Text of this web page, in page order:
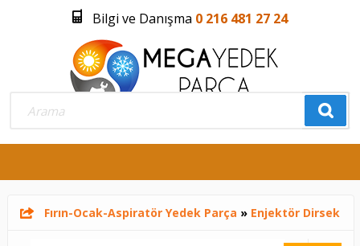
Bilgi ve Danışma 0 216 481 27 24
Üye Girişi Üye Olmak İstiyorum
Fırın-Ocak-Aspiratör Yedek Parça » Enjektör Dirsek